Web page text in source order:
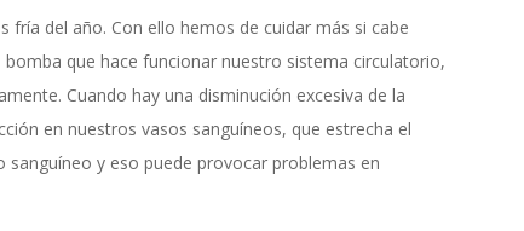
fría del año. Con ello hemos de cuidar más si cabe
que hace funcionar nuestro sistema circulatorio,
Cuando hay una disminución excesiva de la
en nuestros vasos sanguíneos, que estrecha el
y eso puede provocar problemas en